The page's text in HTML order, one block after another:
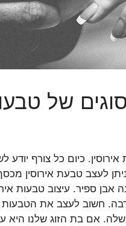
של
כיום כל צורף יודע
לעצב טבעת אירוסין
אבן ספיר. עיצוב טבעות
חשוב לעצב את הטבעות
שלה. אם בת הזוג שלנו היא